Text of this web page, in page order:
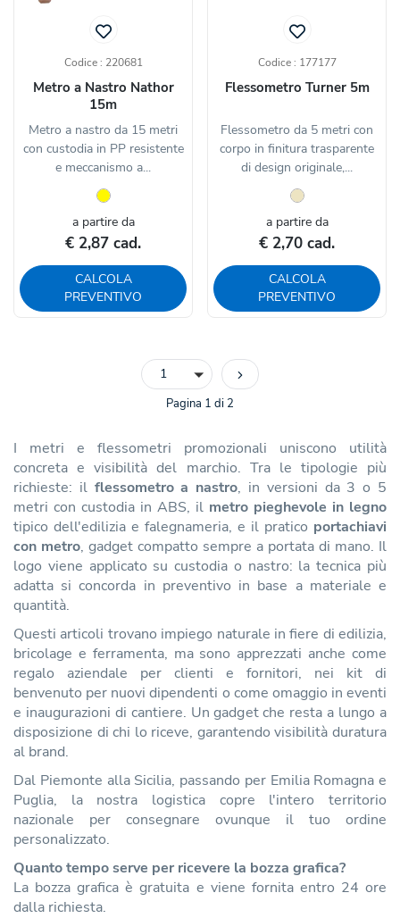
Codice : 220681
Metro a Nastro Nathor
15m
Metro a nastro da 15 metri
con custodia in PP resistente
e meccanismo a...
a partire da
€ 2,87 cad.
CALCOLA
PREVENTIVO
Codice : 177177
Flessometro Turner 5m
Flessometro da 5 metri con
corpo in finitura trasparente
di design originale,...
a partire da
€ 2,70 cad.
CALCOLA
PREVENTIVO
1
Pagina 1 di 2
I metri e flessometri promozionali uniscono utilità
concreta e visibilità del marchio. Tra le tipologie più
richieste: il flessometro a nastro, in versioni da 3 o 5
metri con custodia in ABS, il metro pieghevole in legno
tipico dell'edilizia e falegnameria, e il pratico portachiavi
con metro, gadget compatto sempre a portata di mano. Il
logo viene applicato su custodia o nastro: la tecnica più
adatta si concorda in preventivo in base a materiale e
quantità.
Questi articoli trovano impiego naturale in fiere di edilizia,
bricolage e ferramenta, ma sono apprezzati anche come
regalo aziendale per clienti e fornitori, nei kit di
benvenuto per nuovi dipendenti o come omaggio in eventi
e inaugurazioni di cantiere. Un gadget che resta a lungo a
disposizione di chi lo riceve, garantendo visibilità duratura
al brand.
Dal Piemonte alla Sicilia, passando per Emilia Romagna e
Puglia, la nostra logistica copre l'intero territorio
nazionale per consegnare ovunque il tuo ordine
personalizzato.
Quanto tempo serve per ricevere la bozza grafica?
La bozza grafica è gratuita e viene fornita entro 24 ore
dalla richiesta.